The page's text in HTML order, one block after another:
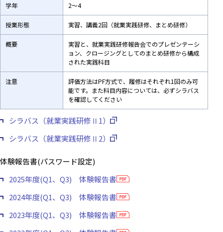
学年 2～4
授業形態 実習、講義2回（就業実践研修、まとめ研修）
概要
実習と、就業実践研修報告会でのプレゼンテーシ
ョン、クロージングとしてのまとめ研修から構成
された実践科目
注意
評価方法はPF方式で、履修はそれぞれ1回のみ可
能です。また科目内容については、必ずシラバス
を確認してください
シラバス（就業実践研修Ⅱ1）
シラバス（就業実践研修Ⅱ2）
体験報告書(パスワード設定)
2025年度(Q1、Q3) 体験報告書
2024年度(Q1、Q3) 体験報告書
2023年度(Q1、Q3) 体験報告書